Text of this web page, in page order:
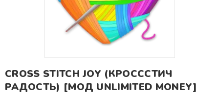
CROSS STITCH JOY (КРОСССТИЧ
РАДОСТЬ) [МОД UNLIMITED MONEY]